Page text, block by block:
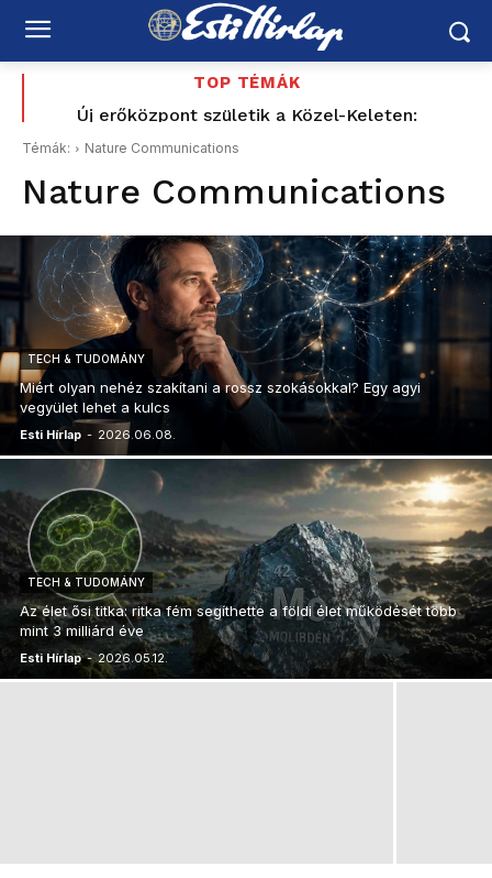
TOP TÉMÁK
Új erőközpont születik a Közel-Keleten:
Törökország, Szaúd-Arábia és Pakisztán közös
Budapesten visszakapcsolják a díszfényeket,
Romániában továbbra is súlyos az energiahelyzet
Témák: Nature Communications
Nature Communications
TECH & TUDOMÁNY
Miért olyan nehéz szakítani a rossz szokásokkal? Egy agyi
vegyület lehet a kulcs
Esti Hírlap - 2026.06.08.
TECH & TUDOMÁNY
Az élet ősi titka: ritka fém segíthette a földi élet működését több
mint 3 milliárd éve
Esti Hírlap - 2026.05.12.